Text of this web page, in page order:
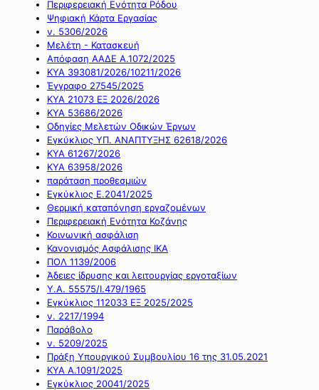
Περιφερειακή Ενότητα Ρόδου
Ψηφιακή Κάρτα Εργασίας
ν. 5306/2026
Μελέτη - Κατασκευή
Απόφαση ΑΑΔΕ Α.1072/2025
ΚΥΑ 393081/2026/10211/2026
Έγγραφο 27545/2025
ΚΥΑ 21073 ΕΞ 2026/2026
ΚΥΑ 53686/2026
Οδηγίες Μελετών Οδικών Έργων
Εγκύκλιος ΥΠ. ΑΝΑΠΤΥΞΗΣ 62618/2026
ΚΥΑ 61267/2026
ΚΥΑ 63958/2026
παράταση προθεσμιών
Εγκύκλιος Ε.2041/2025
Θερμική καταπόνηση εργαζομένων
Περιφερειακή Ενότητα Κοζάνης
Κοινωνική ασφάλιση
Κανονισμός Ασφάλισης ΙΚΑ
ΠΟΛ 1139/2006
Άδειες ίδρυσης και λειτουργίας εργοταξίων
Υ.Α. 55575/Ι.479/1965
Εγκύκλιος 112033 ΕΞ 2025/2025
ν. 2217/1994
Παράβολο
ν. 5209/2025
Πράξη Υπουργικού Συμβουλίου 16 της 31.05.2021
ΚΥΑ Α.1091/2025
Εγκύκλιος 20041/2025